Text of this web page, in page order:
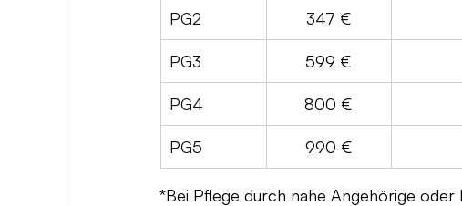
PG2 347 €
PG3 599 €
PG4 800 €
PG5 990 €
*Bei Pflege durch nahe Angehörige